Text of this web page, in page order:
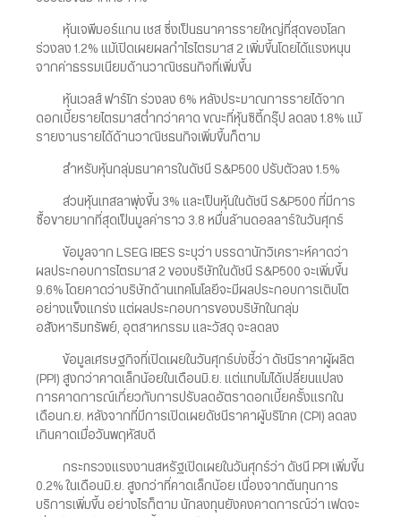
หุ้นเจพีมอร์แกน เชส ซึ่งเป็นธนาคารรายใหญ่ที่สุดของโลก
ร่วงลง 1.2% แม้เปิดเผยผลกำไรไตรมาส 2 เพิ่มขึ้นโดยได้แรงหนุน
จากค่าธรรมเนียมด้านวาณิชธนกิจที่เพิ่มขึ้น
หุ้นเวลส์ ฟาร์โก ร่วงลง 6% หลังประมาณการรายได้จาก
ดอกเบี้ยรายไตรมาสต่ำกว่าคาด ขณะที่หุ้นซิตี้กรุ๊ป ลดลง 1.8% แม้
รายงานรายได้ด้านวาณิชธนกิจเพิ่มขึ้นก็ตาม
สำหรับหุ้นกลุ่มธนาคารในดัชนี S&P500 ปรับตัวลง 1.5%
ส่วนหุ้นเทสลาพุ่งขึ้น 3% และเป็นหุ้นในดัชนี S&P500 ที่มีการ
ซื้อขายมากที่สุดเป็นมูลค่าราว 3.8 หมื่นล้านดอลลาร์ในวันศุกร์
ข้อมูลจาก LSEG IBES ระบุว่า บรรดานักวิเคราะห์คาดว่า
ผลประกอบการไตรมาส 2 ของบริษัทในดัชนี S&P500 จะเพิ่มขึ้น
9.6% โดยคาดว่าบริษัทด้านเทคโนโลยีจะมีผลประกอบการเติบโต
อย่างแข็งแกร่ง แต่ผลประกอบการของบริษัทในกลุ่ม
อสังหาริมทรัพย์, อุตสาหกรรม และวัสดุ จะลดลง
ข้อมูลเศรษฐกิจที่เปิดเผยในวันศุกร์บ่งชี้ว่า ดัชนีราคาผู้ผลิต
(PPI) สูงกว่าคาดเล็กน้อยในเดือนมิ.ย. แต่แทบไม่ได้เปลี่ยนแปลง
การคาดการณ์เกี่ยวกับการปรับลดอัตราดอกเบี้ยครั้งแรกใน
เดือนก.ย. หลังจากที่มีการเปิดเผยดัชนีราคาผู้บริโภค (CPI) ลดลง
เกินคาดเมื่อวันพฤหัสบดี
กระทรวงแรงงานสหรัฐเปิดเผยในวันศุกร์ว่า ดัชนี PPI เพิ่มขึ้น
0.2% ในเดือนมิ.ย. สูงกว่าที่คาดเล็กน้อย เนื่องจากต้นทุนการ
บริการเพิ่มขึ้น อย่างไรก็ตาม นักลงทุนยังคงคาดการณ์ว่า เฟดจะ